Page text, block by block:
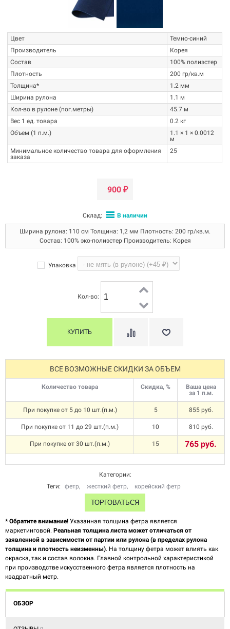
Цвет
Темно-синий
Производитель
Корея
Состав
100% полиэстер
Плотность
200 гр/кв.м
Толщина*
1.2 мм
Ширина рулона
1.1 м
Кол-во в рулоне (пог.метры)
45.7 м
Вес 1 ед. товара
0.2 кг
Объем (1 п.м.)
1.1 × 1 × 0.0012
м
Минимальное количество товара для оформления
заказа
25
900 ₽
Склад: В наличии
Ширина рулона: 110 см Толщина: 1,2 мм Плотность: 200 гр/кв.м.
Состав: 100% эко-полиэстер Производитель: Корея
Упаковка
Кол-во:
ВСЕ ВОЗМОЖНЫЕ СКИДКИ ЗА ОБЪЕМ
Количество товара Скидка, %
Ваша цена
за 1 п.м.
При покупке от 5 до 10 шт.(п.м.) 5 855 руб.
При покупке от 11 до 29 шт.(п.м.) 10 810 руб.
При покупке от 30 шт.(п.м.) 15 765 руб.
Категории:
Теги:
фетр, жесткий фетр, корейский фетр
ТОРГОВАТЬСЯ
* Обратите внимание! Указанная толщина фетра является
маркетинговой. Реальная толщина листа может отличаться от
заявленной в зависимости от партии или рулона (в пределах рулона
толщина и плотность неизменны). На толщину фетра может влиять как
окраска, так и состав волокна. Главной контрольной характеристикой
при производстве искусственного фетра является плотность на
квадратный метр.
ОБЗОР